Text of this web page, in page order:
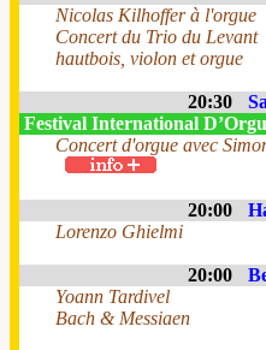
Nicolas Kilhoffer à l'orgue
Concert du Trio du Levant
hautbois, violon et orgue
20:30
Festival International
Concert d'orgue avec
20:00
Lorenzo Ghielmi
20:00
Yoann Tardivel
Bach & Messiaen